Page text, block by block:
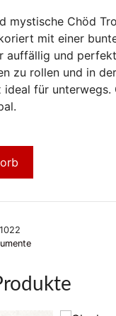
mystische Chöd
mit einer
auffällig und
zu rollen und in
für unterwegs.